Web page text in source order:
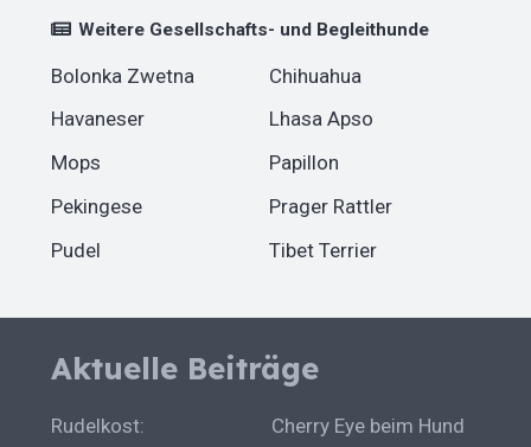
Weitere Gesellschafts- und Begleithunde
Bolonka Zwetna
Chihuahua
Havaneser
Lhasa Apso
Mops
Papillon
Pekingese
Prager Rattler
Pudel
Tibet Terrier
Aktuelle Beiträge
Rudelkost:
Cherry Eye beim Hund